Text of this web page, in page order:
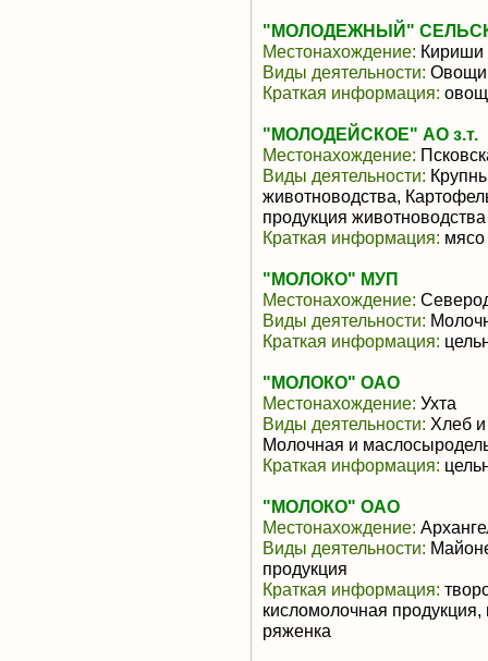
"МОЛОДЕЖНЫЙ"
Местонахождение: Кириши
Виды деятельности:
Краткая информация:
"МОЛОДЕЙСКОЕ" АО з.т.
Местонахождение:
Виды деятельности:
животноводства,
продукция животноводства
Краткая информация: мясо
"МОЛОКО" МУП
Местонахождение:
Виды деятельности:
Краткая информация:
"МОЛОКО" ОАО
Местонахождение: Ухта
Виды деятельности: Хлеб
Молочная и
Краткая информация:
"МОЛОКО" ОАО
Местонахождение:
Виды деятельности:
продукция
Краткая информация:
кисломолочная
ряженка